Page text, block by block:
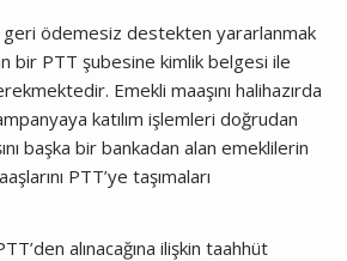
geri ödemesiz destekten yararlanmak
bir PTT şubesine kimlik belgesi ile
Emekli maaşını halihazırda
katılım işlemleri doğrudan
başka bir bankadan alan emeklilerin
PTT’ye taşımaları
alınacağına ilişkin taahhüt